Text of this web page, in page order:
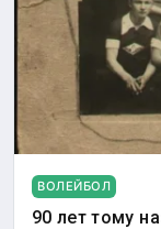
ВОЛЕЙБОЛ
90 лет тому